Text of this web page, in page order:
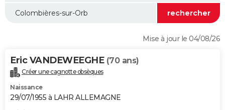
Guides de France
Escapades
Patrimoine
Expositions
Musées
Week-end nature
LIFESTYLE
Alimentation
Guide de la santé
Maladies
Médicaments
Sommeil
VOYAGE
Destinations
City break
Voyage nature
Voyage de noces
Forum
Climat
+PHOTO
GUIDES D'ACHAT
Mise à jour le 04/08/26
Eric VANDEWEEGHE (70 ans)
Créer une cagnotte obsèques
Naissance
29/07/1955 à LAHR ALLEMAGNE